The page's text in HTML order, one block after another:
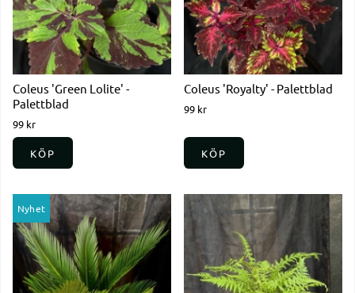
Coleus 'Green Lolite' -
Palettblad
99 kr
KÖP
Coleus 'Royalty' - Palettblad
99 kr
KÖP
Nyhet